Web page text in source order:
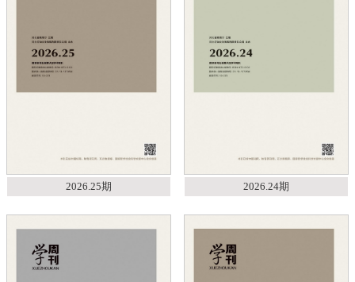
2026.25期 2026.24期